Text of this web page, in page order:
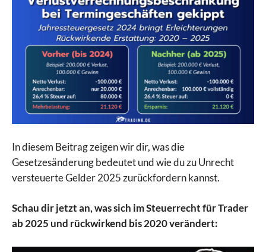
In diesem Beitrag zeigen wir dir, was die
Gesetzesänderung bedeutet und wie du zu Unrecht
versteuerte Gelder 2025 zurückfordern kannst.
Schau dir jetzt an, was sich im Steuerrecht für Trader
ab 2025 und rückwirkend bis 2020 verändert: